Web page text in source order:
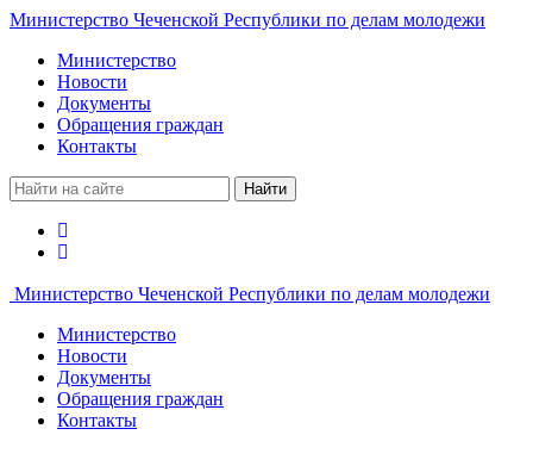
Министерство Чеченской Республики по делам молодежи
Министерство
Новости
Документы
Обращения граждан
Контакты
Найти
Министерство Чеченской Республики по делам молодежи
Министерство
Новости
Документы
Обращения граждан
Контакты